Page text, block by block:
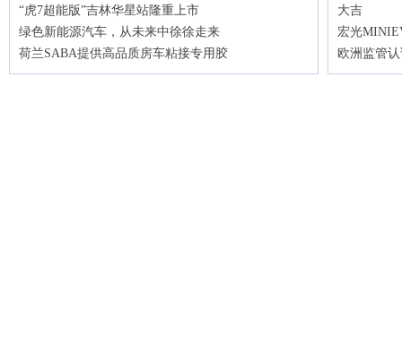
“虎7超能版”吉林华星站隆重上市
绿色新能源汽车，从未来中徐徐走来
荷兰SABA提供高品质房车粘接专用胶
大吉
宏光
欧洲监管